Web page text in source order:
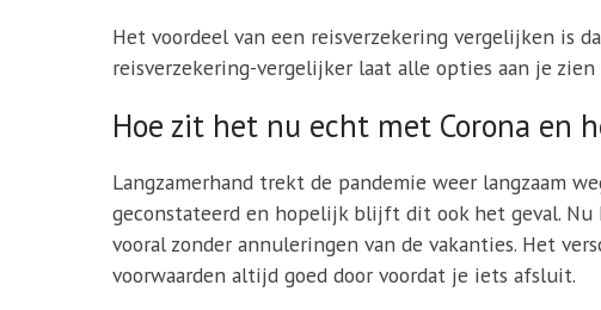
Het voordeel van een reisverzekering vergelijken is
reisverzekering-vergelijker laat alle opties aan je
Hoe zit het nu echt met Corona en
Langzamerhand trekt de pandemie weer langzaam
geconstateerd en hopelijk blijft dit ook het geval. Nu
vooral zonder annuleringen van de vakanties. Het
voorwaarden altijd goed door voordat je iets afsluit.